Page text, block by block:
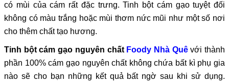
có mùi của cám rất đặc trưng. Tinh bột cám gạo tuyệt đối
không có màu trắng hoặc mùi thơm nức mũi như một số nơi
cho thêm chất tạo hương.
Tinh bột cám gạo nguyên chất Foody Nhà Quêvới thành
phần 100% cám gạo nguyên chất không chứa bất kì phụ gia
nào sẽ cho bạn những kết quả bất ngờ sau khi sử dụng.